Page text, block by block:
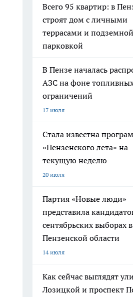
Всего 95 квартир: в
строят дом с личными
террасами и подземной
парковкой
В Пензе началась
АЗС на фоне
ограничений
17 июля
Стала известна
«Пензенского лета» на
текущую неделю
20 июля
Партия «Новые люди»
представила
сентябрьских выборах в
Пензенской области
14 июля
Как сейчас выглядят
Лозицкой и проспект